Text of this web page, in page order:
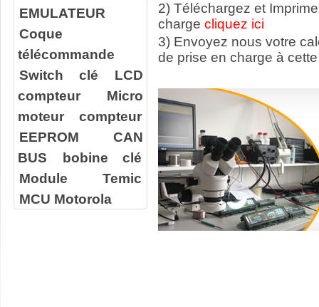
EMULATEUR
Coque
télécommande
Switch clé
LCD
compteur
Micro
moteur compteur
EEPROM
CAN
BUS
bobine clé
Module Temic
MCU Motorola
2) Téléchargez et
charge cliquez ici
3) Envoyez nous votre
de prise en charge à